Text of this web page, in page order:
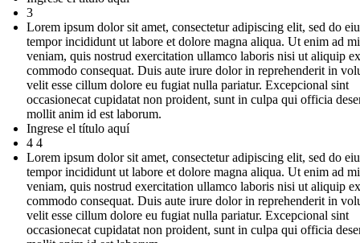
3
Lorem ipsum dolor sit amet, consectetur adipiscing elit, sed do
tempor incididunt ut labore et dolore magna aliqua. Ut enim ad
veniam, quis nostrud exercitation ullamco laboris nisi ut aliquip
commodo consequat. Duis aute irure dolor in reprehenderit in
velit esse cillum dolore eu fugiat nulla pariatur. Excepcional sint
occasionecat cupidatat non proident, sunt in culpa qui officia
mollit anim id est laborum.
Ingrese el título aquí
4 4
Lorem ipsum dolor sit amet, consectetur adipiscing elit, sed do
tempor incididunt ut labore et dolore magna aliqua. Ut enim ad
veniam, quis nostrud exercitation ullamco laboris nisi ut aliquip
commodo consequat. Duis aute irure dolor in reprehenderit in
velit esse cillum dolore eu fugiat nulla pariatur. Excepcional sint
occasionecat cupidatat non proident, sunt in culpa qui officia